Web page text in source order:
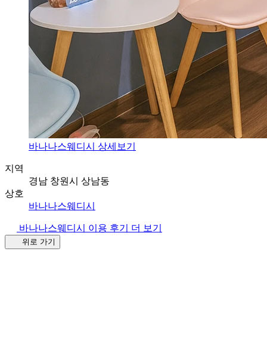
바나나스웨디시 상세보기
지역
경남 창원시 상남동
상호
바나나스웨디시
바나나스웨디시 이용 후기 더 보기
위로 가기